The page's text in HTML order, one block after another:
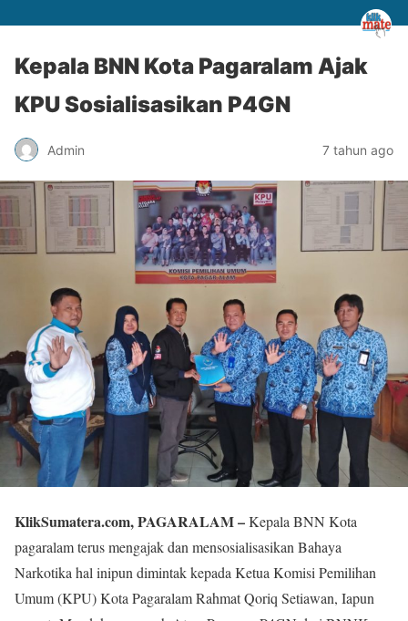
Kepala BNN Kota Pagaralam Ajak
KPU Sosialisasikan P4GN
Admin 7 tahun ago
KlikSumatera.com, PAGARALAM –Kepala BNN Kota
pagaralam terus mengajak dan mensosialisasikan Bahaya
Narkotika hal inipun dimintak kepada Ketua Komisi Pemilihan
Umum (KPU) Kota Pagaralam Rahmat Qoriq Setiawan, Iapun